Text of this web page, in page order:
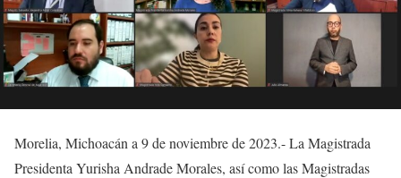
Morelia, Michoacán a 9 de noviembre de 2023.- La Magistrada
Presidenta Yurisha Andrade Morales, así como las Magistradas